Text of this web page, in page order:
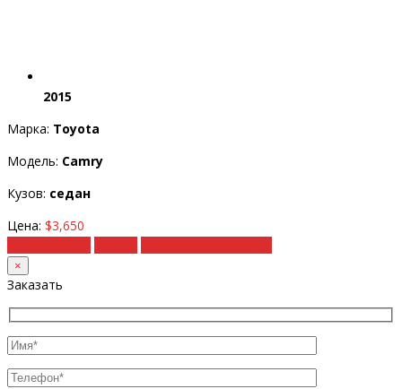
2015
Марка: Toyota
Модель: Camry
Кузов: седан
Цена: $3,650
×
Заказать